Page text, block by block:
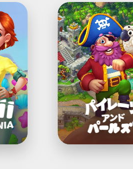
パ
イ
レ
ー
ツ・
ア
ン
ド・
パ
ー
ル
ズ:
揃
え